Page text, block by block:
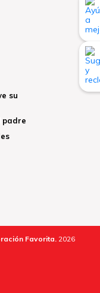
su
padre
Favorita. 2026